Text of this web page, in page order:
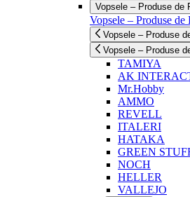
Vopsele – Produse de
Vopsele – Produse
Vopsele – Produse
Vopsele – Produse
TAMIYA
AK
Mr.Hobby
AMMO
REVELL
ITALERI
HATAKA
GREEN
NOCH
HELLER
VALLEJO